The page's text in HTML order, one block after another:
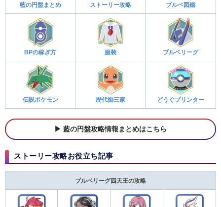
藍の円盤まとめ ストーリー攻略 ブルベ図鑑
BPの稼ぎ方 服装 ブルベリーグ
伝説ポケモン 歴代御三家 どうぐプリンター
藍の円盤攻略情報まとめはこちら
ストーリー攻略お役立ち記事
ブルベリーグ四天王の攻略